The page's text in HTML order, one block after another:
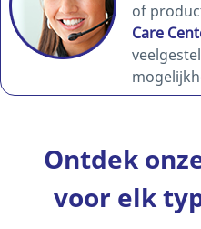
of
Care
Ontdek
voor elk